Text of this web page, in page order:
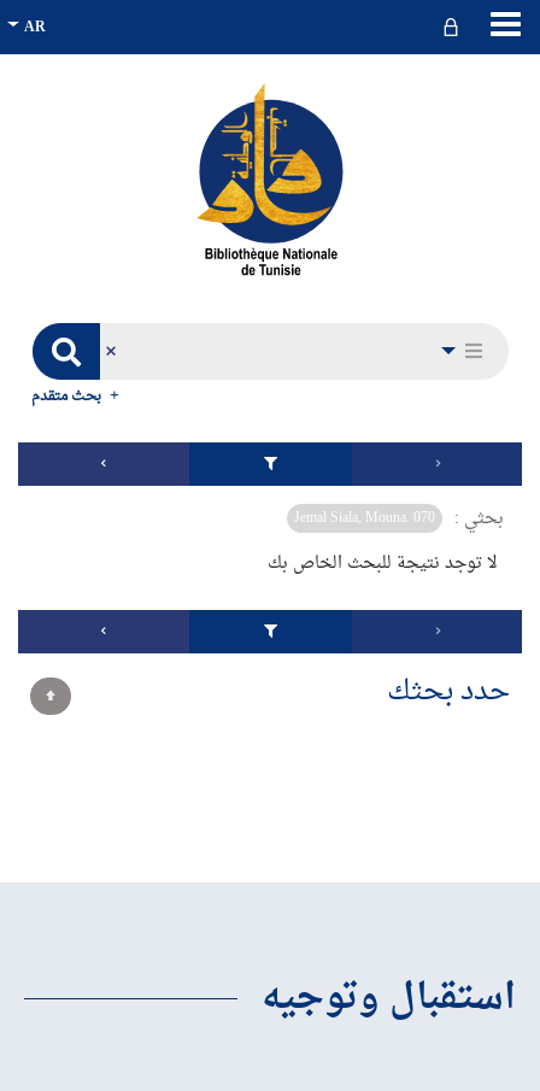
بحث متقدم
بحثي : Jemal Siala, Mouna. 070
لا توجد نتيجة للبحث الخاص بك
حدد بحثك
استقبال وتوجيه